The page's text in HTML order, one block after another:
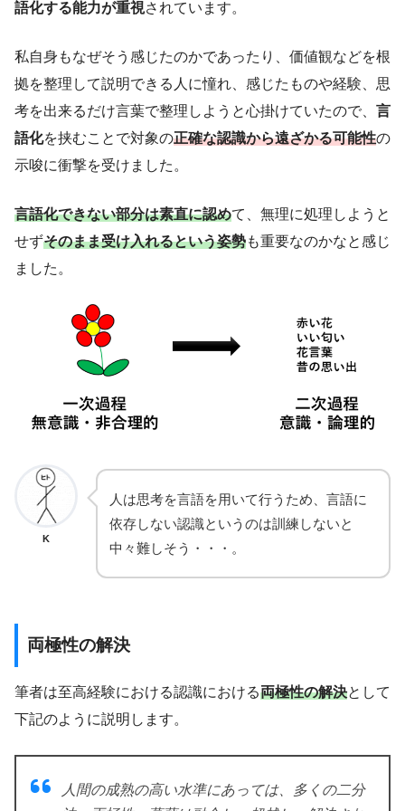
語化する能力が重視されています。
私自身もなぜそう感じたのかであったり、価値観などを根
拠を整理して説明できる人に憧れ、感じたものや経験、思
考を出来るだけ言葉で整理しようと心掛けていたので、 言
語化を挟むことで対象の正確な認識から遠ざかる可能性の
示唆に衝撃を受けました。
言語化できない部分は素直に認めて、無理に処理しようと
せずそのまま受け入れるという姿勢も重要なのかなと感じ
ました。
K
人は思考を言語を用いて行うため、言語に
依存しない認識というのは訓練しないと
中々難しそう・・・。
両極性の解決
筆者は至高経験における認識における両極性の解決として
下記のように説明します。
人間の成熟の高い水準にあっては、多くの二分